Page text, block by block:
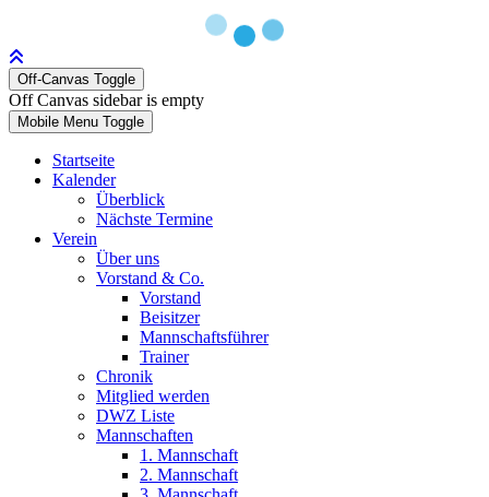
Off-Canvas Toggle
Off Canvas sidebar is empty
Mobile Menu Toggle
Startseite
Kalender
Überblick
Nächste Termine
Verein
Über uns
Vorstand & Co.
Vorstand
Beisitzer
Mannschaftsführer
Trainer
Chronik
Mitglied werden
DWZ Liste
Mannschaften
1. Mannschaft
2. Mannschaft